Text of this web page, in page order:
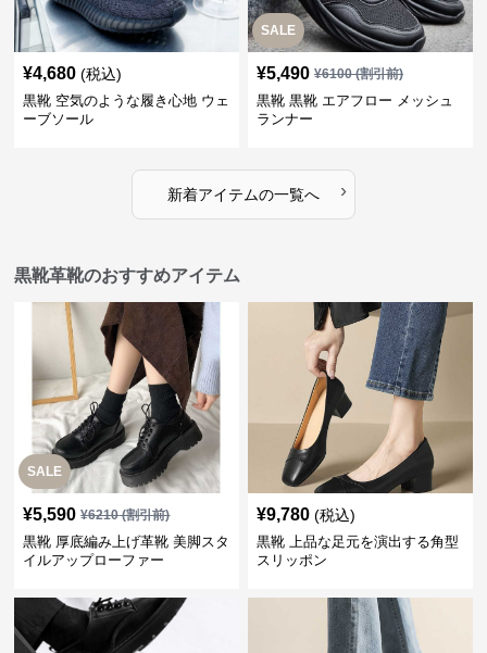
¥4,680 (税込)
黒靴 空気のような履き心地 ウェ
ーブソール
SALE
¥5,490 ¥6100(割引前)
黒靴 黒靴 エアフロー メッシュ
ランナー
新着アイテムの一覧へ ›
黒靴革靴のおすすめアイテム
SALE
¥5,590 ¥6210(割引前)
黒靴 厚底編み上げ革靴 美脚スタ
イルアップローファー
¥9,780 (税込)
黒靴 上品な足元を演出する角型
スリッポン